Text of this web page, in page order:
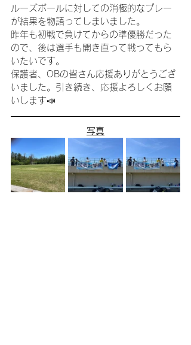
ルーズボールに対しての消極的なプレー
が結果を物語ってしまいました。
昨年も初戦で負けてからの準優勝だった
ので、後は選手も開き直って戦ってもら
いたいです。
保護者、OBの皆さん応援ありがとうござ
いました。引き続き、応援よろしくお願
いします📣
写真